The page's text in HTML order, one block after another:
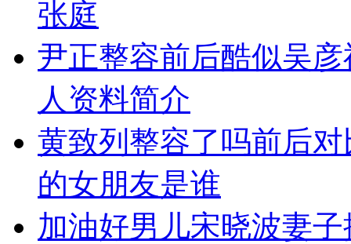
张庭
尹正整容前后酷似吴
人资料简介
黄致列整容了吗前后
的女朋友是谁
加油好男儿宋晓波妻